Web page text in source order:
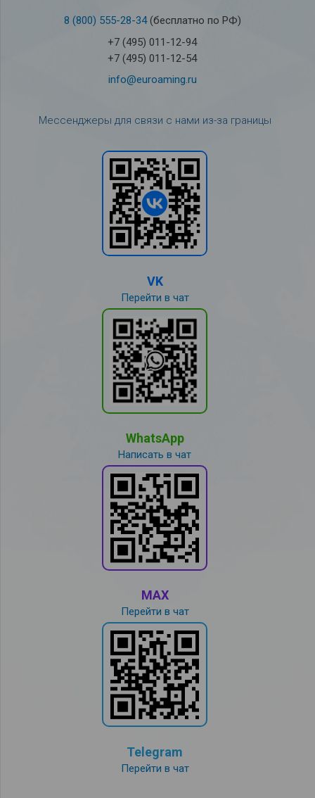
8 (800) 555-28-34(бесплатно по РФ)
+7 (495) 011-12-94
+7 (495) 011-12-54
info@euroaming.ru
Мессенджеры для связи с нами из-за границы
VK
Перейти в чат
WhatsApp
Написать в чат
MAX
Перейти в чат
Telegram
Перейти в чат